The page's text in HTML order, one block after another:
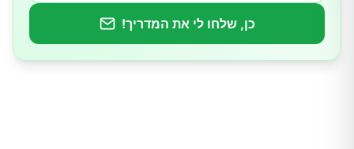
כן, שלחו לי את המדריך!